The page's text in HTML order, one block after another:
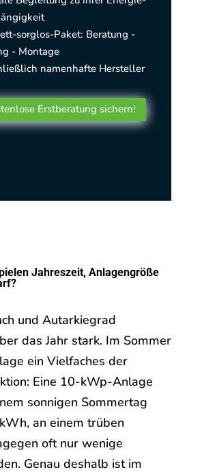
sorglos-Paket: Beratung -
- Montage
namenhafte Hersteller
Erstberatung sichern!
Jahreszeit, Anlagengröße
und Autarkiegrad
das Jahr stark. Im Sommer
ein Vielfaches der
Eine 10-kWp-Anlage
sonnigen Sommertag
an einem trüben
oft nur wenige
Genau deshalb ist im